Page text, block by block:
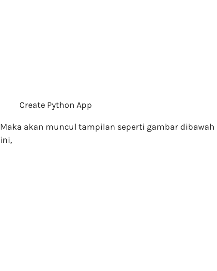
Create Python App
Maka akan muncul tampilan seperti gambar dibawah
ini,